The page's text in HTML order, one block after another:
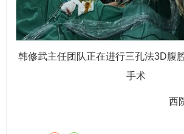
韩修武主任团队正在进行三孔法3D腹
手术
西院